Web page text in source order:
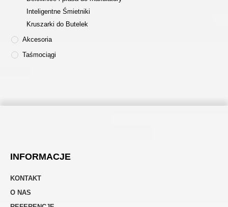
Inteligentne Śmietniki
Kruszarki do Butelek
Akcesoria
Taśmociągi
INFORMACJE
KONTAKT
O NAS